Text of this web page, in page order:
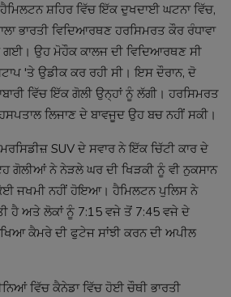
ਸ਼ਹਿਰ ਵਿੱਚ ਇੱਕ ਦੁਖਦਾਈ ਘਟਨਾ ਵਿੱਚ,
ਭਾਰਤੀ ਵਿਦਿਆਰਥਣ ਹਰਸਿਮਰਤ ਕੌਰ ਰੰਧਾਵਾ
ਗਈ। ਉਹ ਮੋਹੌਕ ਕਾਲਜ ਦੀ ਵਿਦਿਆਰਥਣ ਸੀ
'ਤੇ ਉਡੀਕ ਕਰ ਰਹੀ ਸੀ। ਇਸ ਦੌਰਾਨ, ਦੋ
ਵਿੱਚ ਇੱਕ ਗੋਲੀ ਉਨ੍ਹਾਂ ਨੂੰ ਲੱਗੀ। ਹਰਸਿਮਰਤ
ਲਿਜਾਣ ਦੇ ਬਾਵਜੂਦ ਉਹ ਬਚ ਨਹੀਂ ਸਕੀ।​
SUV ਦੇ ਸਵਾਰ ਨੇ ਇੱਕ ਚਿੱਟੀ ਕਾਰ ਦੇ
ਨੇ ਨੇੜਲੇ ਘਰ ਦੀ ਖਿੜਕੀ ਨੂੰ ਵੀ ਨੁਕਸਾਨ
ਜਖਮੀ ਨਹੀਂ ਹੋਇਆ। ਹੈਮਿਲਟਨ ਪੁਲਿਸ ਨੇ
ਹੈ ਅਤੇ ਲੋਕਾਂ ਨੂੰ 7:15 ਵਜੇ ਤੋਂ 7:45 ਵਜੇ ਦੇ
ਕੈਮਰੇ ਦੀ ਫੁਟੇਜ ਸਾਂਝੀ ਕਰਨ ਦੀ ਅਪੀਲ
ਵਿੱਚ ਕੈਨੇਡਾ ਵਿੱਚ ਹੋਈ ਚੌਥੀ ਭਾਰਤੀ